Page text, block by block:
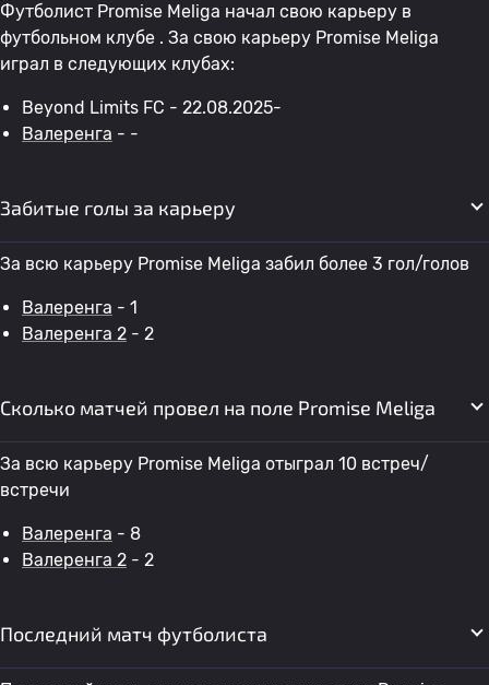
Футболист Promise Meliga начал свою карьеру в
футбольном клубе . За свою карьеру Promise Meliga
играл в следующих клубах:
Beyond Limits FC - 22.08.2025-
Валеренга - -
Забитые голы за карьеру
За всю карьеру Promise Meliga забил более 3 гол/голов
Валеренга - 1
Валеренга 2 - 2
Сколько матчей провел на поле Promise Meliga
За всю карьеру Promise Meliga отыграл 10 встреч/
встречи
Валеренга - 8
Валеренга 2 - 2
Последний матч футболиста